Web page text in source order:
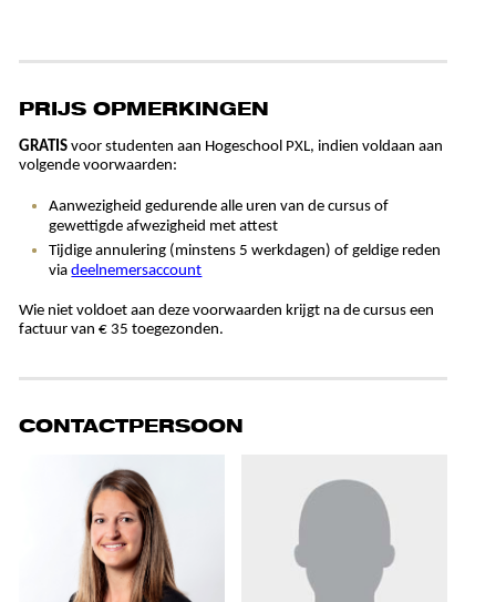
PRIJS OPMERKINGEN
GRATIS voor studenten aan Hogeschool PXL, indien voldaan aan
volgende voorwaarden:
Aanwezigheid gedurende alle uren van de cursus of
gewettigde afwezigheid met attest
Tijdige annulering (minstens 5 werkdagen) of geldige reden
viadeelnemersaccount
Wie niet voldoet aan deze voorwaarden krijgt na de cursus een
factuur van € 35 toegezonden.
CONTACTPERSOON